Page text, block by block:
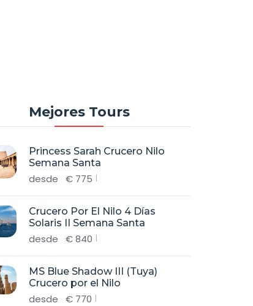
Mejores Tours
Princess Sarah Crucero Nilo
Semana Santa
desde € 775
Crucero Por El Nilo 4 Días
Solaris II Semana Santa
desde €840
MS Blue Shadow III (Tuya)
Crucero por el Nilo
desde € 770